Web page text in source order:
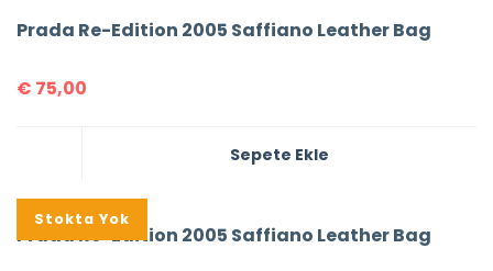
Prada Re-Edition 2005 Saffiano Leather Bag
€ 75,00
Sepete Ekle
%16
Stokta Yok
Prada Re-Edition 2005 Saffiano Leather Bag